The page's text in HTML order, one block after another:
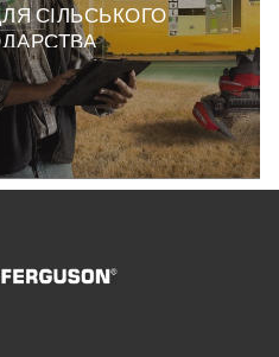
СІЛЬСЬКОГО